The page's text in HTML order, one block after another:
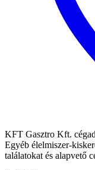
KFT Gasztro Kft.
Egyéb élelmiszer-
találatokat és alapvető